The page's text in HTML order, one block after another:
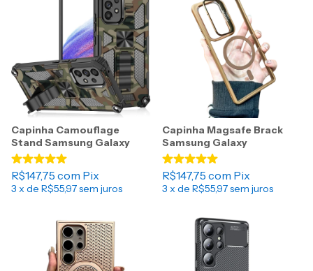
Capinha Camouflage
Stand Samsung Galaxy
R$147,75 com Pix
3 x de R$55,97sem juros
Capinha Magsafe Brack
Samsung Galaxy
R$147,75 com Pix
3 x de R$55,97sem juros